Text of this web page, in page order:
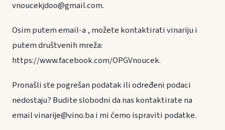
vnoucekjdoo@gmail.com.
Osim putem email-a , možete kontaktirati vinariju i
putem društvenih mreža:
https://www.facebook.com/OPGVnoucek.
Pronašli ste pogrešan podatak ili određeni podaci
nedostaju? Budite slobodni da nas kontaktirate na
email vinarije@vino.ba i mi ćemo ispraviti podatke.